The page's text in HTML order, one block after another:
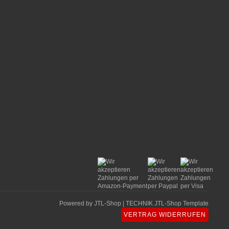
Powered by JTL-Shop
TECHNIK JTL-Shop Template
VERTRAG WIDERRUFEN